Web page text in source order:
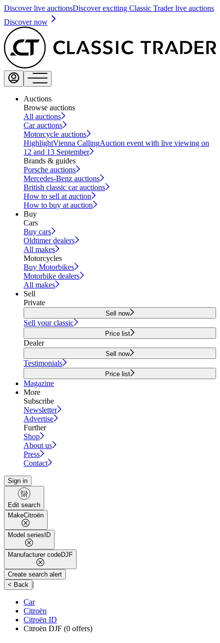
Discover live auctionsDiscover exciting Classic Trader live auctions
Discover now
Auctions
Browse auctions
All auctions
Car auctions
Motorcycle auctions
HighlightVienna CallingAuction event with live viewing on
12 and 13 September
Brands & guides
Porsche auctions
Mercedes-Benz auctions
British classic car auctions
How to sell at auction
How to buy at auction
Buy
Cars
Buy cars
Oldtimer dealers
All makes
Motorcycles
Buy Motorbikes
Motorbike dealers
All makes
Sell
Private
Sell now
Sell your classic
Price list
Dealer
Sell now
Testimonials
Price list
Magazine
More
Subscribe
Newsletter
Advertise
Further
Shop
About us
Press
Contact
Sign in
Edit search
MakeCitroën
Model series ID
Manufacturer codeDJF
Create search alert
< Back |
Car
Citroën
Citroën ID
Citroën DJF (0 offers)